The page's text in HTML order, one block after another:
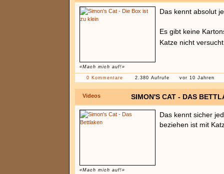
«Mach mich auf!»
Das kennt absolut
Es gibt keine
Katze nicht
0 Kommentare 2.380 Aufrufe vor 10 Jahren
Videos SIMON'S CAT - DAS
«Mach mich auf!»
Das kennt sicher
beziehen ist mit